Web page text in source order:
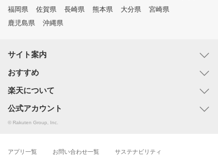
福岡県
佐賀県 長崎県 熊本県 大分県
宮崎県
鹿児島県
沖縄県
サイト案内
おすすめ
楽天について
公式アカウント
© Rakuten Group, Inc.
アプリ一覧 お問い合わせ一覧 サステナビリティ